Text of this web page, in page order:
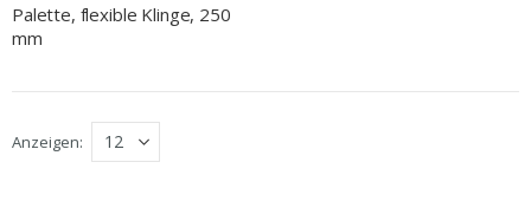
Palette, flexible Klinge, 250
mm
Anzeigen